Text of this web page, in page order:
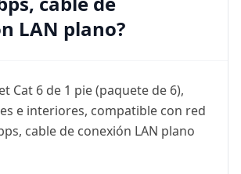
LAN plano?
Cat 6 de 1 pie (paquete de 6),
e interiores, compatible con red
cable de conexión LAN plano